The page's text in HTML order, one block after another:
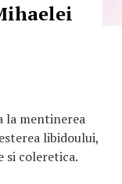
la mentinerea
libidoului,
si coleretica.